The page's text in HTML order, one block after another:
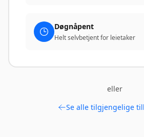
Døgnåpent
Helt selvbetjent for leietaker
eller
Se alle tilgjengelige